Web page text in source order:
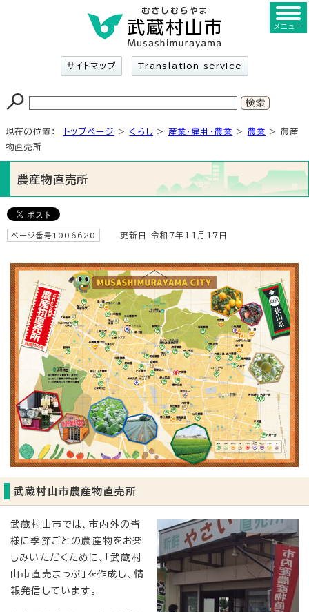
サイトマップ Translation service
メニュー
現在の位置： トップページ > くらし > 産業・雇用・農業 > 農業 > 農産
物直売所
農産物直売所
ページ番号1006620 更新日 令和7年11月17日
武蔵村山市農産物直売所
武蔵村山市では、市内外の皆
様に季節ごとの農産物をお楽
しみいただくために、「武蔵村
山市直売まっぷ」を作成し、情
報発信しています。